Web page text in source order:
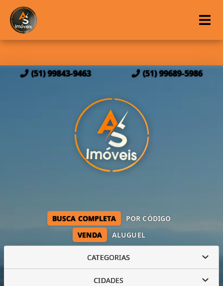
(51) 99843-9463 (51) 99689-5986
VENDA ALUGUEL
BUSCA COMPLETA POR CÓDIGO
CATEGORIAS
CIDADES